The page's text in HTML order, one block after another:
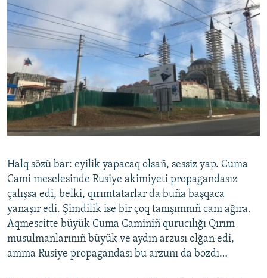
Halq sözü bar: eyilik yapacaq olsañ, sessiz yap. Cuma
Cami meselesinde Rusiye akimiyeti propagandasız
çalışsa edi, belki, qırımtatarlar da buña başqaca
yanaşır edi. Şimdilik ise bir çoq tanışımnıñ canı ağıra.
Aqmescitte büyük Cuma Caminiñ qurucılığı Qırım
musulmanlarınıñ büyük ve aydın arzusı olğan edi,
amma Rusiye propagandası bu arzunı da bozdı…